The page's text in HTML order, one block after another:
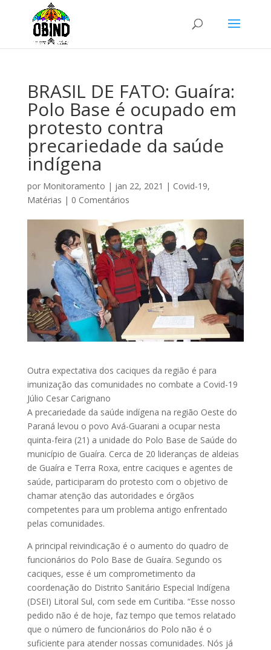
BRASIL DE FATO: Guaíra:
Polo Base é ocupado em
protesto contra
precariedade da saúde
indígena
por Monitoramento | jan 22, 2021 | Covid-19,
Matérias | 0 Comentários
Outra expectativa dos caciques da região é para
imunização das comunidades no combate a Covid-19
Júlio Cesar Carignano
A precariedade da saúde indígena na região Oeste do
Paraná levou o povo Avá-Guarani a ocupar nesta
quinta-feira (21) a unidade do Polo Base de Saúde do
município de Guaíra. Cerca de 20 lideranças de aldeias
de Guaíra e Terra Roxa, entre caciques e agentes de
saúde, participaram do protesto com o objetivo de
chamar atenção das autoridades e órgãos
competentes para um problema antigo enfrentado
pelas comunidades.
A principal reivindicação é o aumento do quadro de
funcionários do Polo Base de Guaíra. Segundo os
caciques, esse é um comprometimento da
coordenação do Distrito Sanitário Especial Indígena
(DSEI) Litoral Sul, com sede em Curitiba. “Esse nosso
pedido não é de hoje, faz tempo que temos relatado
que o número de funcionários do Polo não é o
suficiente para atender nossas comunidades. Nós já